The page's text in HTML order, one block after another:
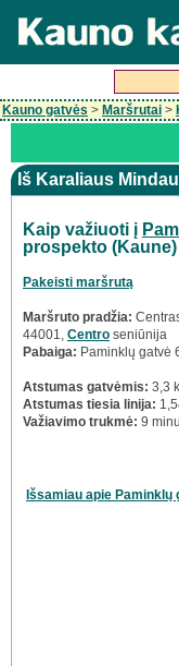
Kauno gatvės > Maršrutai >
Iš Karaliaus
Kaip važiuoti į
prospekto (Kaune)
Pakeisti maršrutą
Maršruto pradžia:
44001, Centro seniūnija
Pabaiga: Paminklų gatvė
Atstumas gatvėmis: 3,3
Atstumas tiesia linija:
Važiavimo trukmė: 9
Išsamiau apie Paminklų